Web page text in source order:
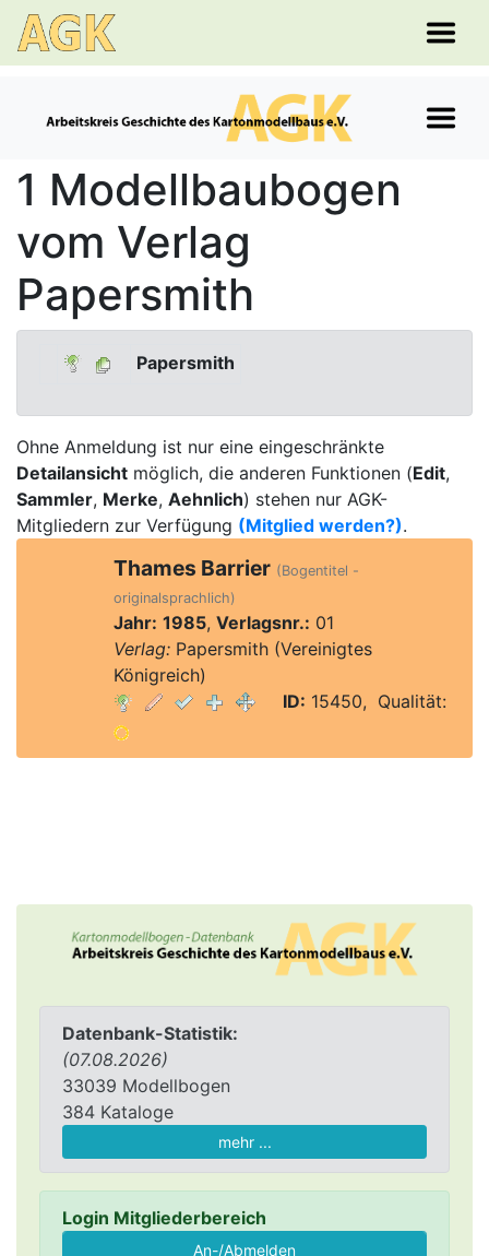
Datenbank-Statistik:
(07.08.2026)
33039 Modellbogen
384 Kataloge
mehr ...
Login Mitgliederbereich
1 Modellbaubogen
vom Verlag
Papersmith
Papersmith
Ohne Anmeldung ist nur eine eingeschränkte
Detailansicht möglich, die anderen Funktionen (Edit,
Sammler, Merke, Aehnlich) stehen nur AGK-
Mitgliedern zur Verfügung (Mitglied werden?).
Thames Barrier (Bogentitel -
originalsprachlich)
Jahr: 1985, Verlagsnr.: 01
Verlag:Papersmith (Vereinigtes
Königreich)
ID: 15450, Qualität: